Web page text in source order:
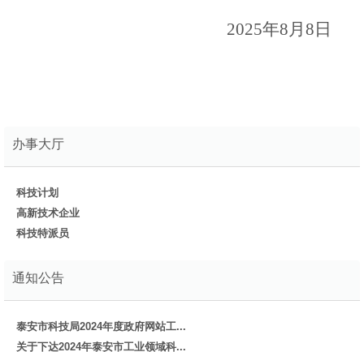
2025年8月8日
办事大厅
科技计划
高新技术企业
科技特派员
通知公告
泰安市科技局2024年度政府网站工...
关于下达2024年泰安市工业领域科...